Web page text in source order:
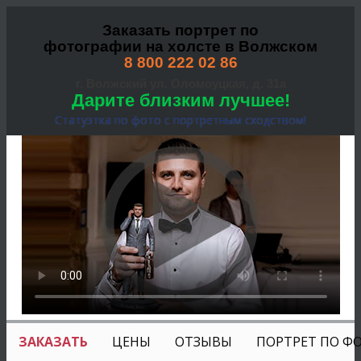
Заказать портрет по
фотографии на холсте в Волжском
8 800 222 02 86
Дарите близким лучшее!
Статуэтка по фото с портретным сходством!
ЗАКАЗАТЬ ЦЕНЫ ОТЗЫВЫ ПОРТРЕТ ПО